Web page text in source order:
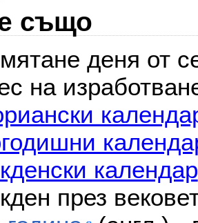
също
деня от
на
календар
през